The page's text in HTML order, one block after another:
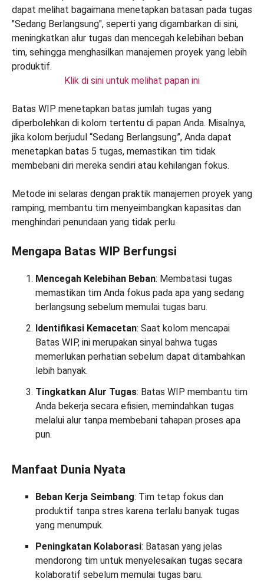
Klik di sini untuk melihat papan ini
Batas WIP menetapkan batas jumlah tugas yang
diperbolehkan di kolom tertentu di papan Anda. Misalnya,
jika kolom berjudul “Sedang Berlangsung”, Anda dapat
menetapkan batas 5 tugas, memastikan tim tidak
membebani diri mereka sendiri atau kehilangan fokus.
Metode ini selaras dengan praktik manajemen proyek yang
ramping, membantu tim menyeimbangkan kapasitas dan
menghindari penundaan yang tidak perlu.
Mengapa Batas WIP Berfungsi
Mencegah Kelebihan Beban: Membatasi tugas
memastikan tim Anda fokus pada apa yang sedang
berlangsung sebelum memulai tugas baru.
Identifikasi Kemacetan: Saat kolom mencapai
Batas WIP, ini merupakan sinyal bahwa tugas
memerlukan perhatian sebelum dapat ditambahkan
lebih banyak.
Tingkatkan Alur Tugas: Batas WIP membantu tim
Anda bekerja secara efisien, memindahkan tugas
melalui alur tanpa membebani tahapan proses apa
pun.
Manfaat Dunia Nyata
Beban Kerja Seimbang: Tim tetap fokus dan
produktif tanpa stres karena terlalu banyak tugas
yang menumpuk.
Peningkatan Kolaborasi: Batasan yang jelas
mendorong tim untuk menyelesaikan tugas secara
kolaboratif sebelum memulai tugas baru.